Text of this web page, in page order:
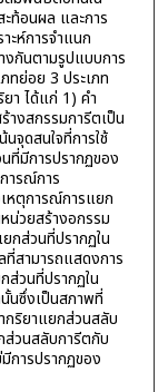
ท้อนผล และการ
ะห์การจำแนก
งกันตามรูปแบบการ
ทย่อย 3 ประเภท
า ได้แก่ 1) คำ
งสกรรมการีตเป็น
จุดสนใจที่การใช้
ที่มีการปรากฏของ
ารณ์การ
หตุการณ์การแยก
น่วยสร้างอกรรม
กส่วนที่ปรากฏใน
สามารถแสดงการ
ส่วนที่ปรากฏใน
นซึ่งเป็นสภาพที่
กริยาแยกส่วนสลับ
ส่วนสลับการีตกับ
การปรากฏของ